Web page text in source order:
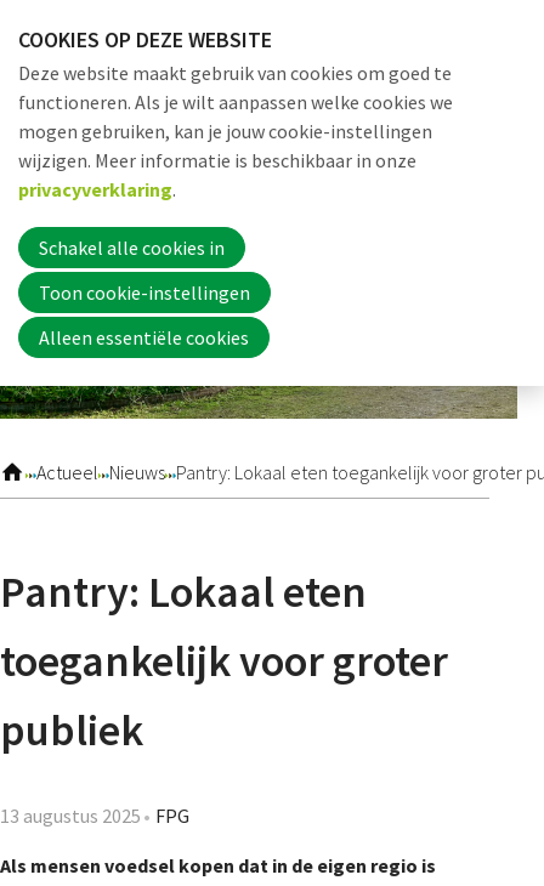
links
over
Jump
to
navigation
to
main
content
Actueel Nieuws Pantry: Lokaal eten toegankelijk voor groter
Pantry: Lokaal eten
toegankelijk voor groter
publiek
13 augustus 2025 FPG
Als mensen voedsel kopen dat in de eigen regio is
Word nu lid
Nieuwsbrief
COOKIES OP DEZE WEBSITE
Deze website maakt gebruik van cookies om goed te
functioneren. Als je wilt aanpassen welke cookies we
mogen gebruiken, kan je jouw cookie-instellingen
wijzigen. Meer informatie is beschikbaar in onze
privacyverklaring.
Schakel alle cookies in
Toon cookie-instellingen
Alleen essentiële cookies